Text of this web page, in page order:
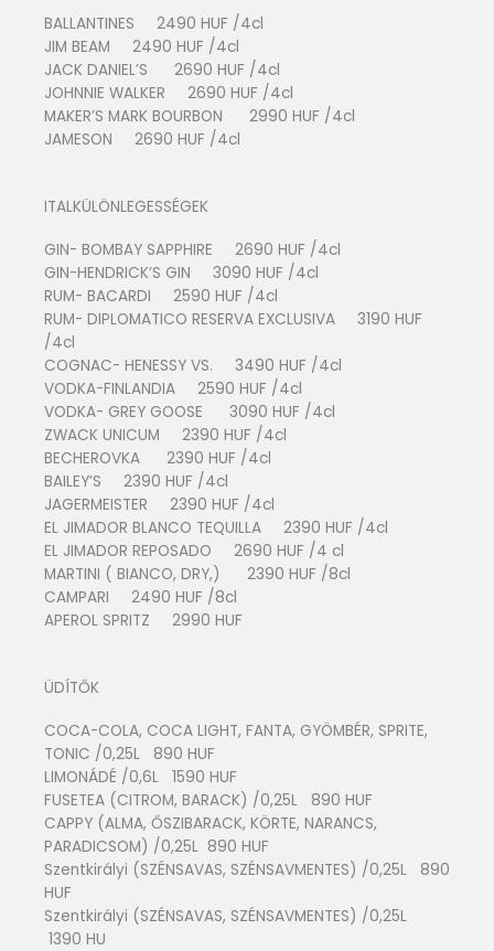
BALLANTINES 2490 HUF /4cl
JIM BEAM 2490 HUF /4cl
JACK DANIEL’S 2690 HUF /4cl
JOHNNIE WALKER 2690 HUF /4cl
MAKER’S MARK BOURBON 2990 HUF /4cl
JAMESON 2690 HUF /4cl
ITALKÜLÖNLEGESSÉGEK
GIN- BOMBAY SAPPHIRE 2690 HUF /4cl
GIN-HENDRICK’S GIN 3090 HUF /4cl
RUM- BACARDI 2590 HUF /4cl
RUM- DIPLOMATICO RESERVA EXCLUSIVA 3190 HUF
/4cl
COGNAC- HENESSY VS. 3490 HUF /4cl
VODKA-FINLANDIA 2590 HUF /4cl
VODKA- GREY GOOSE 3090 HUF /4cl
ZWACK UNICUM 2390 HUF /4cl
BECHEROVKA 2390 HUF /4cl
BAILEY’S 2390 HUF /4cl
JAGERMEISTER 2390 HUF /4cl
EL JIMADOR BLANCO TEQUILLA 2390 HUF /4cl
EL JIMADOR REPOSADO 2690 HUF /4 cl
MARTINI ( BIANCO, DRY,) 2390 HUF /8cl
CAMPARI 2490 HUF /8cl
APEROL SPRITZ 2990 HUF
ÜDÍTŐK
COCA-COLA, COCA LIGHT, FANTA, GYÖMBÉR, SPRITE,
TONIC /0,25L 890 HUF
LIMONÁDÉ /0,6L 1590 HUF
FUSETEA (CITROM, BARACK) /0,25L 890 HUF
CAPPY (ALMA, ŐSZIBARACK, KÖRTE, NARANCS,
PARADICSOM) /0,25L 890 HUF
Szentkirályi (SZÉNSAVAS, SZÉNSAVMENTES) /0,25L 890
HUF
Szentkirályi (SZÉNSAVAS, SZÉNSAVMENTES) /0,25L
1390 HU